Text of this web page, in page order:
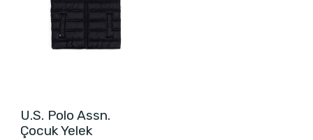
U.S. Polo Assn.
Çocuk Yelek